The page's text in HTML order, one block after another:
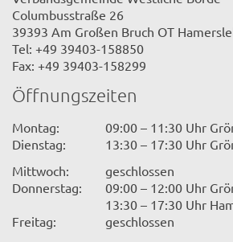
Columbusstraße 26
39393 Am Großen Bruch OT
Tel: +49 39403-158850
Fax: +49 39403-158299
Öffnungszeiten
Montag:
09:00 – 11:30 Uhr
Dienstag:
13:30 – 17:30 Uhr
Mittwoch:
geschlossen
Donnerstag:
09:00 – 12:00 Uhr
13:30 – 17:30 Uhr
Freitag:
geschlossen